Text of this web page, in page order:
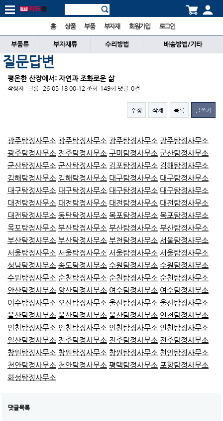
홈 상품 부품 부자재 회원가입 로그인
부품류 부자재류 수리방법 배송방법/기타
질문답변
평온한 산장에서: 자연과 조화로운 삶
작성자 크롱 26-05-18 00:12 조회 149회 댓글 0건
수정 삭제 목록 글쓰기
광주탐정사무소 광주탐정사무소 광주탐정사무소 광주탐정사무소
광주탐정사무소 전주탐정사무소 구미탐정사무소 군산탐정사무소
군산탐정사무소 군산탐정사무소 김포탐정사무소 김해탐정사무소
김해탐정사무소 김해탐정사무소 대구탐정사무소 대구탐정사무소
대구탐정사무소 대구탐정사무소 대구탐정사무소 대구탐정사무소
대전탐정사무소 대전탐정사무소 대전탐정사무소 대전탐정사무소
대전탐정사무소 동탄탐정사무소 목포탐정사무소 목포탐정사무소
목포탐정사무소 부산탐정사무소 부산탐정사무소 부산탐정사무소
부산탐정사무소 부산탐정사무소 부천탐정사무소 서울탐정사무소
서울탐정사무소 서울탐정사무소 서울탐정사무소 서울탐정사무소
성남탐정사무소 송도탐정사무소 수원탐정사무소 수원탐정사무소
수원탐정사무소 순천탐정사무소 순천탐정사무소 순천탐정사무소
안산탐정사무소 양산탐정사무소 여수탐정사무소 여수탐정사무소
여수탐정사무소 오산탐정사무소 울산탐정사무소 울산탐정사무소
울산탐정사무소 울산탐정사무소 울산탐정사무소 인천탐정사무소
인천탐정사무소 인천탐정사무소 인천탐정사무소 인천탐정사무소
일산탐정사무소 전주탐정사무소 전주탐정사무소 전주탐정사무소
창원탐정사무소 창원탐정사무소 창원탐정사무소 천안탐정사무소
천안탐정사무소 천안탐정사무소 평택탐정사무소 포항탐정사무소
화성탐정사무소
댓글목록